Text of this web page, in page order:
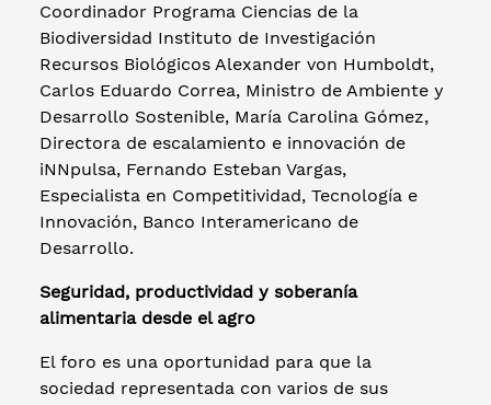
Coordinador Programa Ciencias de la
Biodiversidad Instituto de Investigación
Recursos Biológicos Alexander von Humboldt,
Carlos Eduardo Correa, Ministro de Ambiente y
Desarrollo Sostenible, María Carolina Gómez,
Directora de escalamiento e innovación de
iNNpulsa, Fernando Esteban Vargas,
Especialista en Competitividad, Tecnología e
Innovación, Banco Interamericano de
Desarrollo.
Seguridad, productividad y soberanía
alimentaria desde el agro
El foro es una oportunidad para que la
sociedad representada con varios de sus